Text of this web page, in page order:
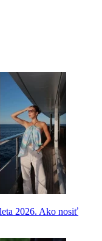
2026. Ako nosiť